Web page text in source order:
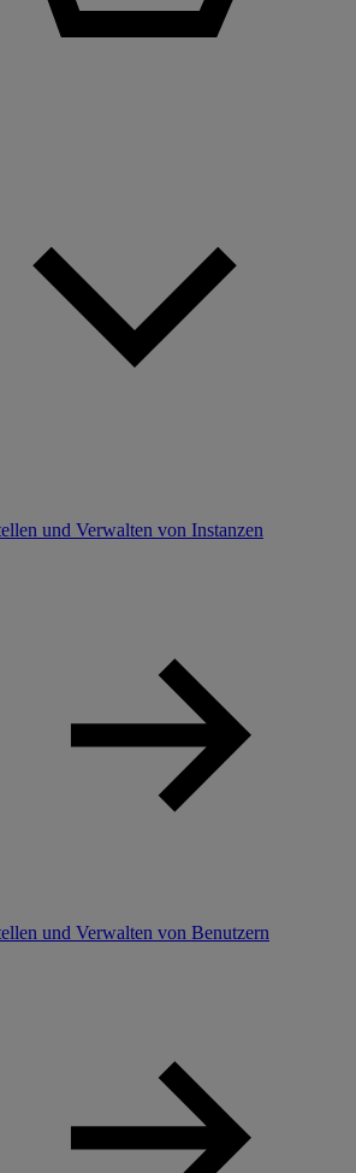
und Verwalten von Instanzen
und Verwalten von Benutzern